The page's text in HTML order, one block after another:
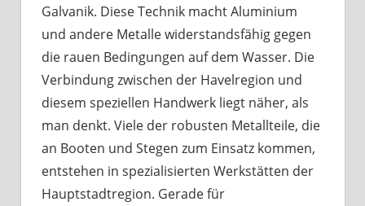
Galvanik. Diese Technik macht Aluminium
und andere Metalle widerstandsfähig gegen
die rauen Bedingungen auf dem Wasser. Die
Verbindung zwischen der Havelregion und
diesem speziellen Handwerk liegt näher, als
man denkt. Viele der robusten Metallteile, die
an Booten und Stegen zum Einsatz kommen,
entstehen in spezialisierten Werkstätten der
Hauptstadtregion. Gerade für